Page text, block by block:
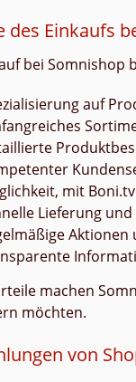
des Einkaufs
bei Somnishop
auf
mit
Lieferung
machen
möchten.
von